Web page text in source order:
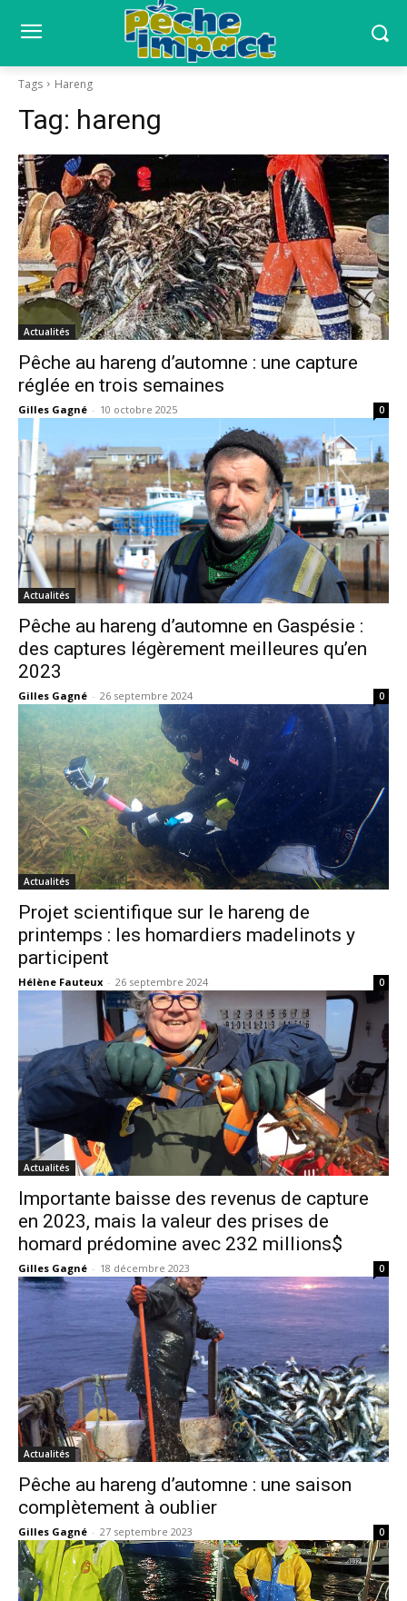
Tags Hareng
Tag: hareng
Actualités
Pêche au hareng d’automne : une capture
réglée en trois semaines
Gilles Gagné - 10 octobre 2025 0
Actualités
Pêche au hareng d’automne en Gaspésie :
des captures légèrement meilleures qu’en
2023
Gilles Gagné - 26 septembre 2024 0
Actualités
Projet scientifique sur le hareng de
printemps : les homardiers madelinots y
participent
Hélène Fauteux - 26 septembre 2024 0
Actualités
Importante baisse des revenus de capture
en 2023, mais la valeur des prises de
homard prédomine avec 232 millions$
Gilles Gagné - 18 décembre 2023 0
Actualités
Pêche au hareng d’automne : une saison
complètement à oublier
Gilles Gagné - 27 septembre 2023 0